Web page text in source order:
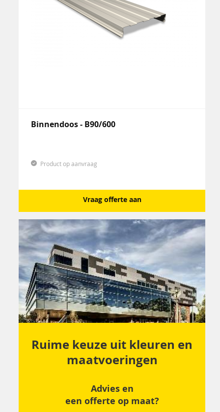
Binnendoos - B90/600
Product op aanvraag
Vraag offerte aan
Ruime keuze uit kleuren en
maatvoeringen
Advies en
een offerte op maat?